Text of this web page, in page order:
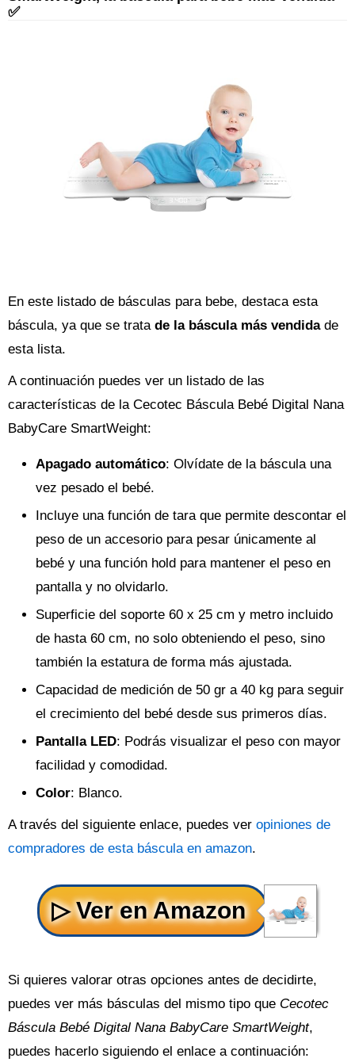
✅
En este listado de básculas para bebe, destaca esta
báscula, ya que se trata de la báscula más vendidade
esta lista.
A continuación puedes ver un listado de las
características de la Cecotec Báscula Bebé Digital Nana
BabyCare SmartWeight:
Apagado automático: Olvídate de la báscula una
vez pesado el bebé.
Incluye una función de tara que permite descontar el
peso de un accesorio para pesar únicamente al
bebé y una función hold para mantener el peso en
pantalla y no olvidarlo.
Superficie del soporte 60 x 25 cm y metro incluido
de hasta 60 cm, no solo obteniendo el peso, sino
también la estatura de forma más ajustada.
Capacidad de medición de 50 gr a 40 kg para seguir
el crecimiento del bebé desde sus primeros días.
Pantalla LED: Podrás visualizar el peso con mayor
facilidad y comodidad.
Color: Blanco.
A través del siguiente enlace, puedes ver opiniones de
compradores de esta báscula en amazon.
Si quieres valorar otras opciones antes de decidirte,
puedes ver más básculas del mismo tipo que Cecotec
Báscula Bebé Digital Nana BabyCare SmartWeight,
puedes hacerlo siguiendo el enlace a continuación: